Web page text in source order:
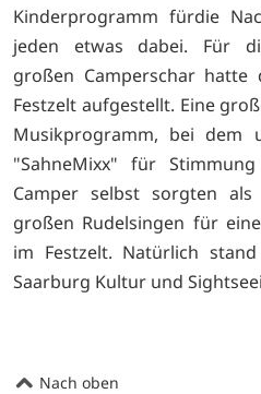
Kinderprogramm fürdie
jeden etwas dabei. Für
großen Camperschar hatte
Festzelt aufgestellt. Eine
Musikprogramm, bei dem
"SahneMixx" für
Camper selbst sorgten
großen Rudelsingen für
im Festzelt. Natürlich
Saarburg Kultur und
Nach oben